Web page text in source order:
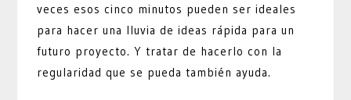
veces esos cinco minutos pueden ser ideales
para hacer una lluvia de ideas rápida para un
futuro proyecto. Y tratar de hacerlo con la
regularidad que se pueda también ayuda.